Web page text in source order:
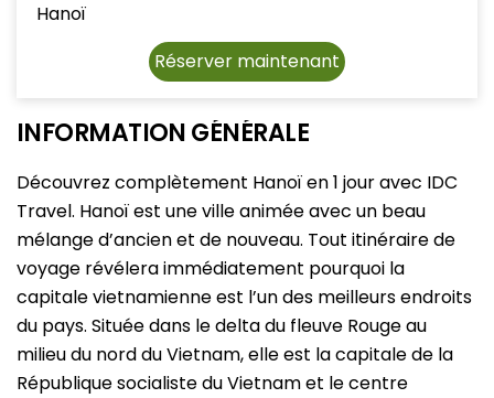
Hanoï
Réserver maintenant
INFORMATION GÉNÉRALE
Découvrez complètement Hanoï en 1 jour avec IDC
Travel. Hanoï est une ville animée avec un beau
mélange d’ancien et de nouveau. Tout itinéraire de
voyage révélera immédiatement pourquoi la
capitale vietnamienne est l’un des meilleurs endroits
du pays. Située dans le delta du fleuve Rouge au
milieu du nord du Vietnam, elle est la capitale de la
République socialiste du Vietnam et le centre